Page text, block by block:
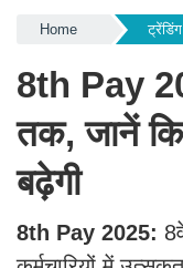
Home ट्रेंडिंग
8th Pay
तक, जानें
बढ़ेगी
8th Pay 2025: